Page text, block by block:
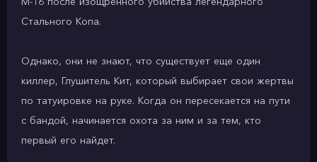
Стального Копа.
Однако, они не знают, что существует еще один
киллер, Глушитель Кит, который выбирает свои жертвы
по татуировке на руке. Когда он пересекается на пути
с бандой, начинается охота за ним и за тем, кто
первый его найдет.